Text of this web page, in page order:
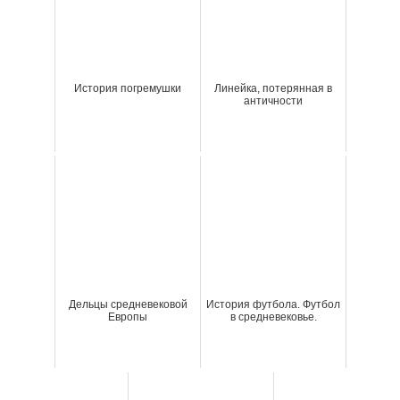
История погремушки
Линейка, потерянная в
античности
Дельцы средневековой
Европы
История футбола. Футбол
в средневековье.